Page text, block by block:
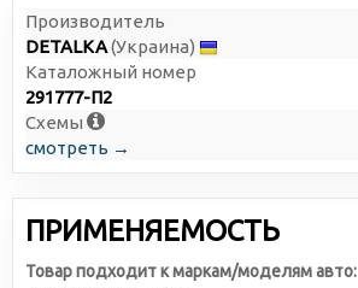
Производитель
DETALKA(Украина)
Каталожный номер
291777-П2
Схемы
смотреть →
ПРИМЕНЯЕМОСТЬ
Товар подходит к маркам/моделям авто: